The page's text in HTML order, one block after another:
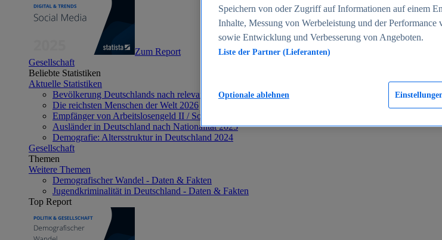
Zum Report
Gesellschaft
Beliebte Statistiken
Aktuelle Statistiken
Bevölkerung Deutschlands nach relevanten Altersgruppen 2024
Die reichsten Menschen der Welt 2026
Empfänger von Arbeitslosengeld II / Sozialgeld / Bürgergeld in Deutschland 2005-2025
Ausländer in Deutschland nach Nationalität 2025
Demografie: Altersstruktur in Deutschland 2024
Gesellschaft
Themen
Weitere Themen
Demografischer Wandel - Daten & Fakten
Jugendkriminalität in Deutschland - Daten & Fakten
Top Report
Speichern von oder Zugriff auf Informationen auf einem
Inhalte, Messung von Werbeleistung und der
sowie Entwicklung und Verbesserung von Angeboten.
Liste der Partner (Lieferanten)
Optionale ablehnen